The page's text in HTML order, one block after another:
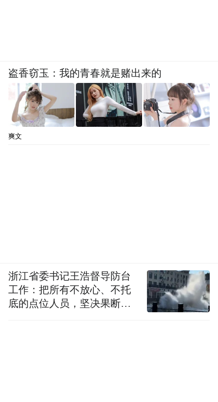
盗香窃玉：我的青春就是赌出来的
爽文
浙江省委书记王浩督导防台
工作：把所有不放心、不托
底的点位人员，坚决果断转